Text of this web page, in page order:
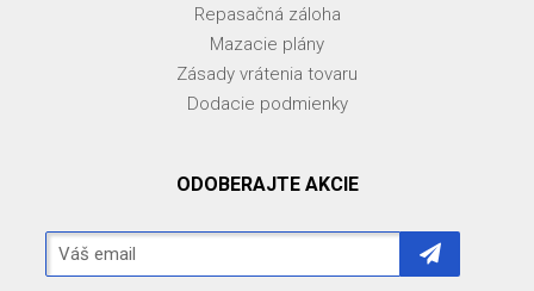
Repasačná záloha
Mazacie plány
Zásady vrátenia tovaru
Dodacie podmienky
ODOBERAJTE AKCIE